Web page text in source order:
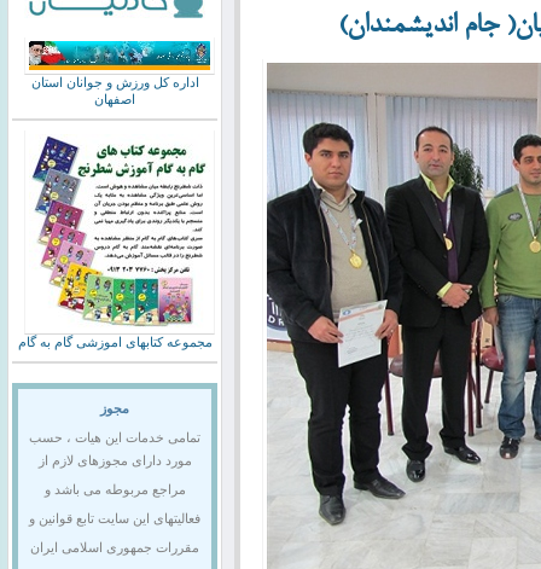
جام اندیشمندان)
اداره کل ورزش و جوانان استان
اصفهان
مجموعه کتابهای اموزشی گام به گام
مجوز
تمامی خدمات این هیات ، حسب
مورد دارای مجوزهای لازم از
مراجع مربوطه می باشد و
فعالیتهای این سایت تابع قوانین و
مقررات جمهوری اسلامی ایران